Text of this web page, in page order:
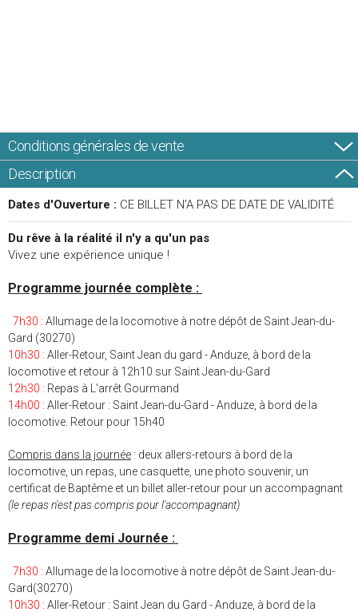
Conditions générales de vente
Description
Dates d'Ouverture : CE BILLET N'A PAS DE DATE DE VALIDITÉ
Du rêve à la réalité il n'y a qu'un pas
Vivez une expérience unique !
Programme journée complète :
7h30 : Allumage de la locomotive à notre dépôt de Saint Jean-du-
Gard (30270)
10h30 : Aller-Retour, Saint Jean du gard - Anduze, à bord de la
locomotive et retour à 12h10 sur Saint Jean-du-Gard
12h30 : Repas à L'arrêt Gourmand
14h00 : Aller-Retour : Saint Jean-du-Gard - Anduze, à bord de la
locomotive. Retour pour 15h40
Compris dans la journée : deux allers-retours à bord de la
locomotive, un repas, une casquette, une photo souvenir, un
certificat de Baptême et un billet aller-retour pour un accompagnant
(le repas n'est pas compris pour l'accompagnant)
Programme demi Journée :
7h30 : Allumage de la locomotive à notre dépôt de Saint Jean-du-
Gard(30270)
10h30 : Aller-Retour : Saint Jean du Gard - Anduze, à bord de la